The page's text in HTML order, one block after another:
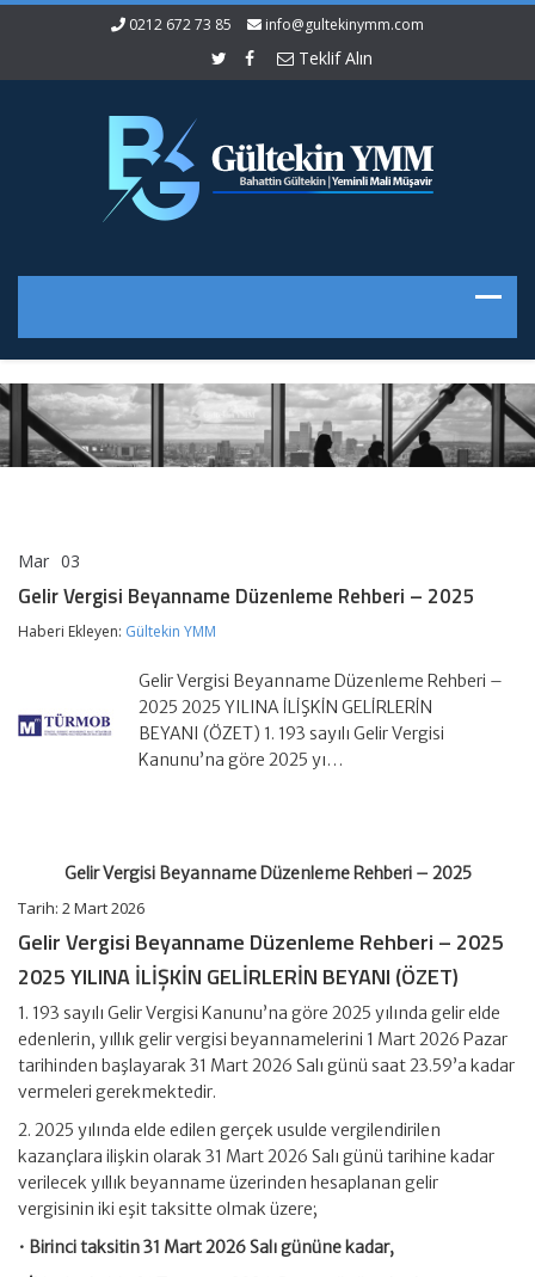
0212 672 73 85 info@gultekinymm.com
Teklif Alın
Mar 03
Beyanname
Düzenleme
Rehberi
2025
Gelir Vergisi Beyanname Düzenleme Rehberi – 2025
Haberi Ekleyen: Gültekin YMM
Gelir Vergisi Beyanname Düzenleme Rehberi –
2025 2025 YILINA İLİŞKİN GELİRLERİN
BEYANI (ÖZET) 1. 193 sayılı Gelir Vergisi
Kanunu’na göre 2025 yı…
Gelir Vergisi Beyanname Düzenleme Rehberi – 2025
Tarih: 2 Mart 2026
Gelir Vergisi Beyanname Düzenleme Rehberi – 2025
2025 YILINA İLİŞKİN GELİRLERİN BEYANI (ÖZET)
1. 193 sayılı Gelir Vergisi Kanunu’na göre 2025 yılında gelir elde
edenlerin, yıllık gelir vergisi beyannamelerini 1 Mart 2026 Pazar
tarihinden başlayarak 31 Mart 2026 Salı günü saat 23.59’a kadar
vermeleri gerekmektedir.
2. 2025 yılında elde edilen gerçek usulde vergilendirilen
kazançlara ilişkin olarak 31 Mart 2026 Salı günü tarihine kadar
verilecek yıllık beyanname üzerinden hesaplanan gelir
vergisinin iki eşit taksitte olmak üzere;
• Birinci taksitin 31 Mart 2026 Salı gününe kadar,